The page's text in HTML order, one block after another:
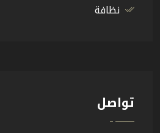
تواصل
نظافة